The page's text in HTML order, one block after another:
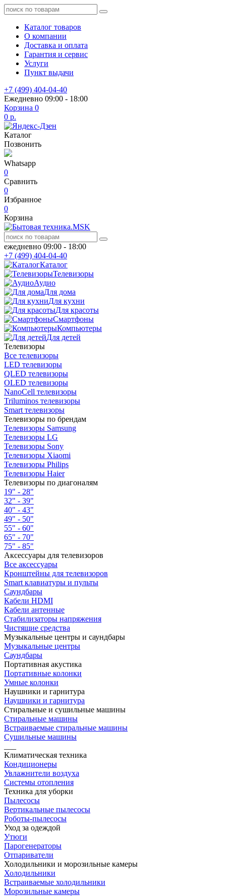
Каталог товаров
О компании
Доставка и оплата
Гарантия и сервис
Услуги
Пункт выдачи
+7 (499) 404-04-40
Ежедневно 09:00 - 18:00
Корзина 0
0 р.
Каталог
Позвонить
Whatsapp
0
Сравнить
0
Избранное
0
Корзина
ежедневно 09:00 - 18:00
+7 (499) 404-04-40
Каталог
Телевизоры
Аудио
Для дома
Для кухни
Для красоты
Смартфоны
Компьютеры
Для детей
Телевизоры
Все телевизоры
LED телевизоры
QLED телевизоры
OLED телевизоры
NanoCell телевизоры
Triluminos телевизоры
Smart телевизоры
Телевизоры по брендам
Телевизоры Samsung
Телевизоры LG
Телевизоры Sony
Телевизоры Xiaomi
Телевизоры Philips
Телевизоры Haier
Телевизоры по диагоналям
19" - 28"
32" - 39"
40" - 43"
49" - 50"
55" - 60"
65" - 70"
75" - 85"
Аксессуары для телевизоров
Все аксессуары
Кронштейны для телевизоров
Smart клавиатуры и пульты
Саундбары
Кабели HDMI
Кабели антенные
Стабилизаторы напряжения
Чистящие средства
Музыкальные центры и саундбары
Музыкальные центры
Саундбары
Портативная акустика
Портативные колонки
Умные колонки
Наушники и гарнитура
Наушники и гарнитура
Стиральные и сушильные машины
Стиральные машины
Встраиваемые стиральные машины
Сушильные машины
Климатическая техника
Кондиционеры
Увлажнители воздуха
Системы отопления
Техника для уборки
Пылесосы
Вертикальные пылесосы
Роботы-пылесосы
Уход за одеждой
Утюги
Парогенераторы
Отпариватели
Холодильники и морозильные камеры
Холодильники
Встраиваемые холодильники
Морозильные камеры